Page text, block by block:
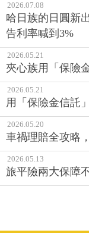
2026.07.08
哈日族的日圓新
告利率喊到3%
2026.05.21
夾心族用「保險
2026.05.21
用「保險金信託
2026.05.20
車禍理賠全攻略
2026.05.13
旅平險兩大保障